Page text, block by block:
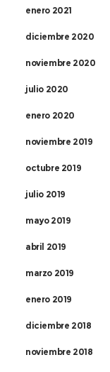
enero 2021
diciembre 2020
noviembre 2020
julio 2020
enero 2020
noviembre 2019
octubre 2019
julio 2019
mayo 2019
abril 2019
marzo 2019
enero 2019
diciembre 2018
noviembre 2018